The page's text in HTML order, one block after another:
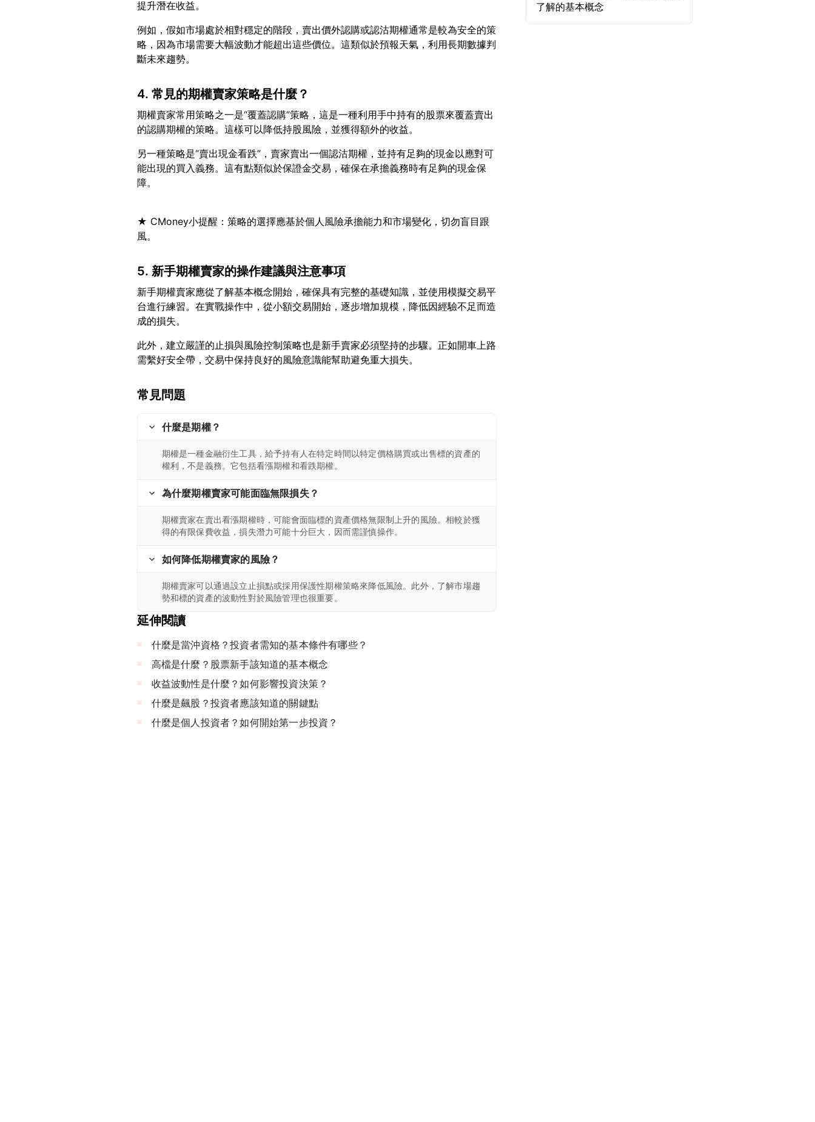
例如，假如市場處於相對穩定的階段，賣出價外認購或認沽期權通常是較為安全的策
略，因為市場需要大幅波動才能超出這些價位。這類似於預報天氣，利用長期數據判
4. 常見的期權賣家策略是什麼？
期權賣家常用策略之一是“覆蓋認購”策略，這是一種利用手中持有的股票來覆蓋賣出
另一種策略是“賣出現金看跌”，賣家賣出一個認沽期權，並持有足夠的現金以應對可
能出現的買入義務。這有點類似於保證金交易，確保在承擔義務時有足夠的現金保
★ CMoney小提醒：策略的選擇應基於個人風險承擔能力和市場變化，切勿盲目跟
5. 新手期權賣家的操作建議與注意事項
新手期權賣家應從了解基本概念開始，確保具有完整的基礎知識，並使用模擬交易平
台進行練習。在實戰操作中，從小額交易開始，逐步增加規模，降低因經驗不足而造
此外，建立嚴謹的止損與風險控制策略也是新手賣家必須堅持的步驟。正如開車上路
常見問題
什麼是期權？
期權是一種金融衍生工具，給予持有人在特定時間以特定價格購買或出售標的資產的
權利，不是義務。它包括看漲期權和看跌期權。
為什麼期權賣家可能面臨無限損失？
期權賣家在賣出看漲期權時，可能會面臨標的資產價格無限制上升的風險。相較於獲
得的有限保費收益，損失潛力可能十分巨大，因而需謹慎操作。
如何降低期權賣家的風險？
期權賣家可以通過設立止損點或採用保護性期權策略來降低風險。此外，了解市場趨
勢和標的資產的波動性對於風險管理也很重要。
延伸閱讀
什麼是當沖資格？投資者需知的基本條件有哪些？
高檔是什麼？股票新手該知道的基本概念
收益波動性是什麼？如何影響投資決策？
什麼是飆股？投資者應該知道的關鍵點
什麼是個人投資者？如何開始第一步投資？
了解的基本概念